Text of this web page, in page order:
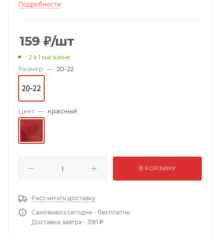
Подробности
159 ₽/шт
: 2 в 1 магазине
Размер — 20-22
Цвет — красный
В КОРЗИНУ
Рассчитать доставку
Самовывоз сегодня - бесплатно
Доставка завтра - 390 ₽